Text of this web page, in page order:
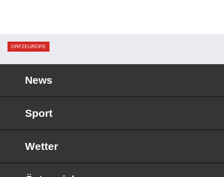
ORF2EUROPE
News
Sport
Wetter